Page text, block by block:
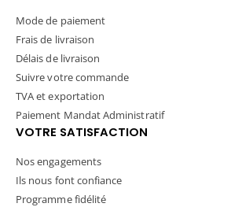
Mode de paiement
Frais de livraison
Délais de livraison
Suivre votre commande
TVA et exportation
Paiement Mandat Administratif
VOTRE SATISFACTION
Nos engagements
Ils nous font confiance
Programme fidélité